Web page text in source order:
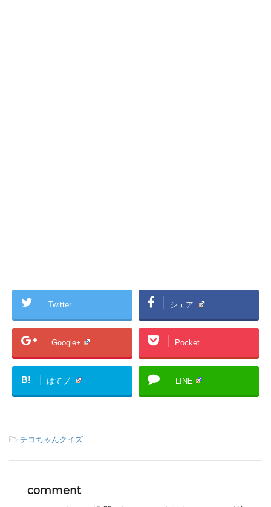
Twitter シェア
Google+ Pocket
B! はてブ LINE
-チコちゃんクイズ
comment